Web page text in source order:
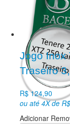
Jogo Inox
Traseiro
R$ 124,90
ou até 4X de
Adicionar